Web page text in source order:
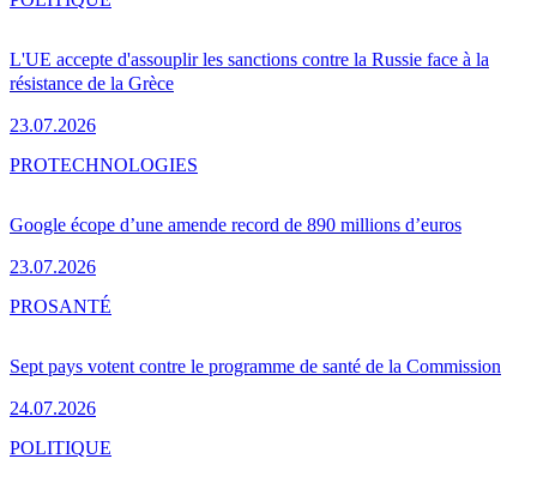
L'UE accepte d'assouplir les sanctions contre la Russie face à la
résistance de la Grèce
23.07.2026
Google écope d’une amende record de 890 millions d’euros
23.07.2026
PROTECHNOLOGIES
Sept pays votent contre le programme de santé de la Commission
24.07.2026
PROSANTÉ
POLITIQUE